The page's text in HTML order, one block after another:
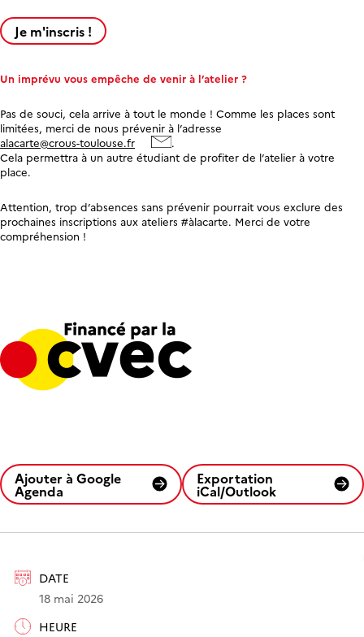
DATE
18 mai 2026
HEURE
Je m'inscris !
Un imprévu vous empêche de venir à l’atelier ?
Pas de souci, cela arrive à tout le monde ! Comme les places sont
limitées, merci de nous prévenir à l’adresse
alacarte@crous-toulouse.fr
.
Cela permettra à un autre étudiant de profiter de l’atelier à votre
place.
Attention, trop d’absences sans prévenir pourrait vous exclure des
prochaines inscriptions aux ateliers #àlacarte. Merci de votre
compréhension !
Ajouter à Google
Agenda
Exportation
iCal/Outlook